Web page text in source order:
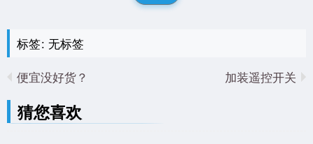
标签: 无标签
便宜没好货？
加装遥控开关
猜您喜欢